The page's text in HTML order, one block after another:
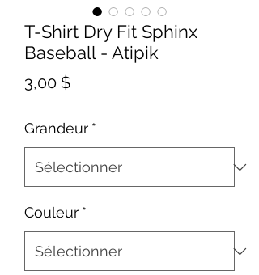
T-Shirt Dry Fit Sphinx
Baseball - Atipik
3,00 $Prix
Grandeur *
Couleur *